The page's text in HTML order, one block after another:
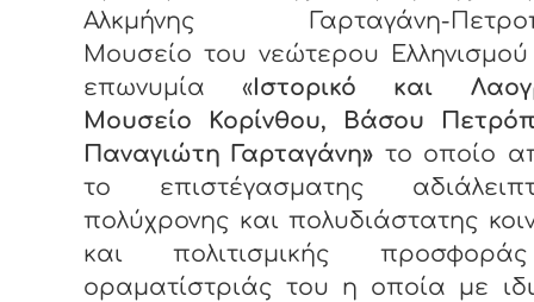
Αλκμήνης Γαρταγάνη-
Μουσείο του νεώτερου
επωνυμία «Ιστορικό και
Μουσείο Κορίνθου, Βάσου
Παναγιώτη Γαρταγάνη» το οποίο
το επιστέγασματης
πολύχρονης και πολυδιάστατης
και πολιτισμικής
οραματίστριάς του η οποία με